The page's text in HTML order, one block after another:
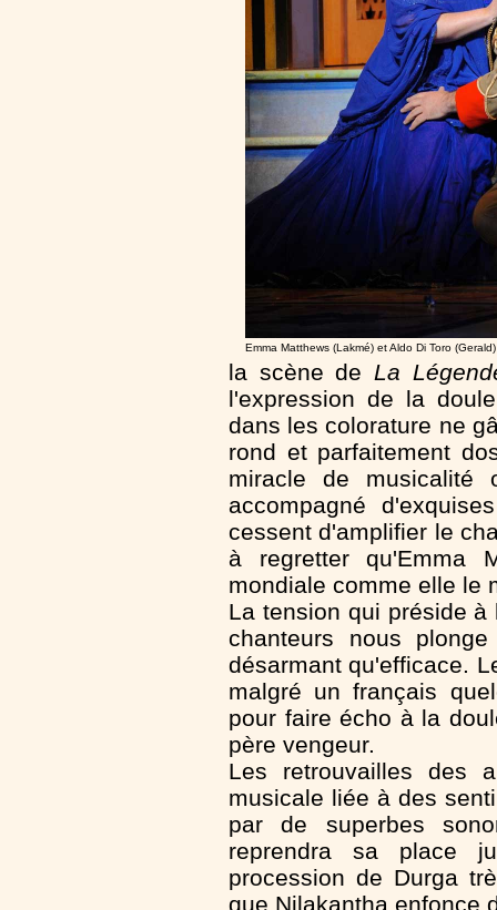
Emma Matthews (Lakmé) et Aldo Di Toro
la scène de La
l'expression de la
dans les colorature ne
rond et parfaitement
miracle de
accompagné
cessent d'amplifier le
à regretter qu'Emma
mondiale comme elle le
La tension qui préside
chanteurs nous
désarmant qu'efficace.
malgré un français
pour faire écho à la
père vengeur.
Les retrouvailles des
musicale liée à des
par de superbes
reprendra sa place
procession de Durga
que Nilakantha enfonce